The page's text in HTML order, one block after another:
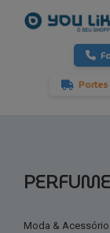
Moda &